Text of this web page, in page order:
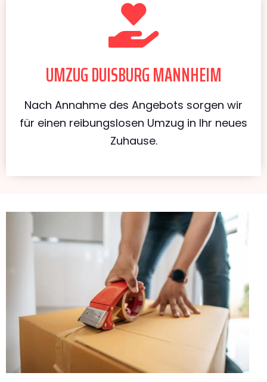
UMZUG DUISBURG MANNHEIM
Nach Annahme des Angebots sorgen wir
für einen reibungslosen Umzug in Ihr neues
Zuhause.